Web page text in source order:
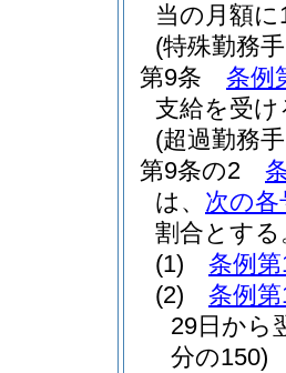
当の月額
(特殊勤務
第9条
条例
支給を受
(超過勤務
第9条の2
は、 次の各
割合とする
(1)
条例
(2)
条例
29日から
分の150)